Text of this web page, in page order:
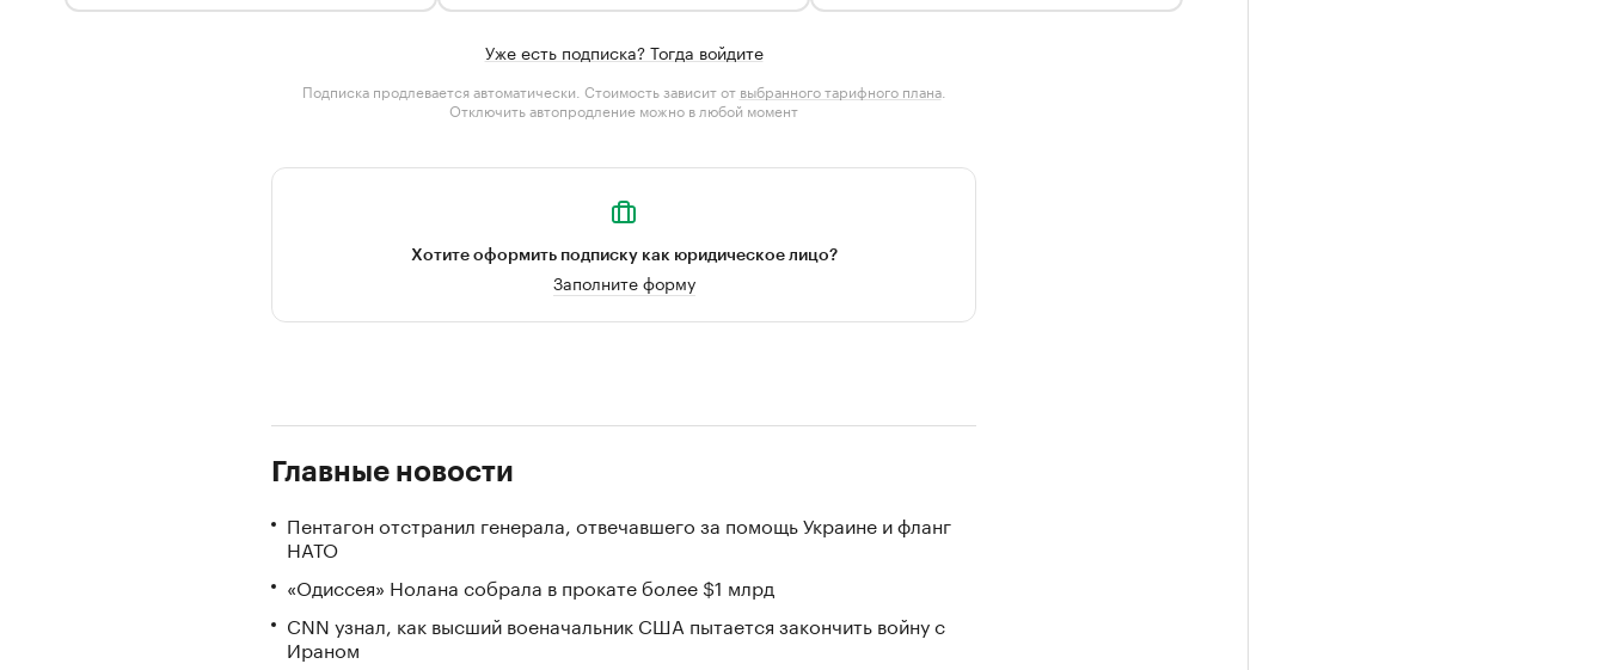
Уже есть подписка? Тогда войдите
Подписка продлевается автоматически. Стоимость зависит от выбранного тарифного плана.
Отключить автопродление можно в любой момент
Хотите оформить подписку как юридическое лицо?
Заполните форму
Главные новости
Пентагон отстранил генерала, отвечавшего за помощь Украине и фланг
НАТО
«Одиссея» Нолана собрала в прокате более $1 млрд
CNN узнал, как высший военачальник США пытается закончить войну с
Ираном